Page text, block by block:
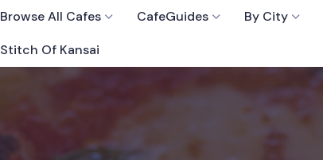
Browse All Cafes CafeGuides By City
Stitch Of Kansai